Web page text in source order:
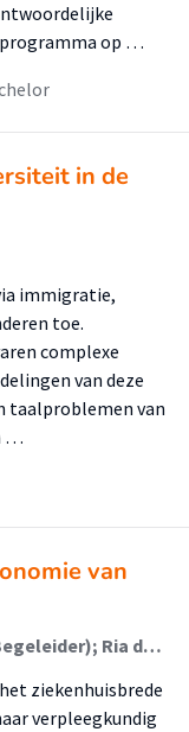
op …
in de
immigratie,
toe.
complexe
van deze
taalproblemen van
…
van
Demi Smits (Student); Anja Bussink (Begeleider); Ria den Hertog (Begeleider)
ziekenhuisbrede
verpleegkundig